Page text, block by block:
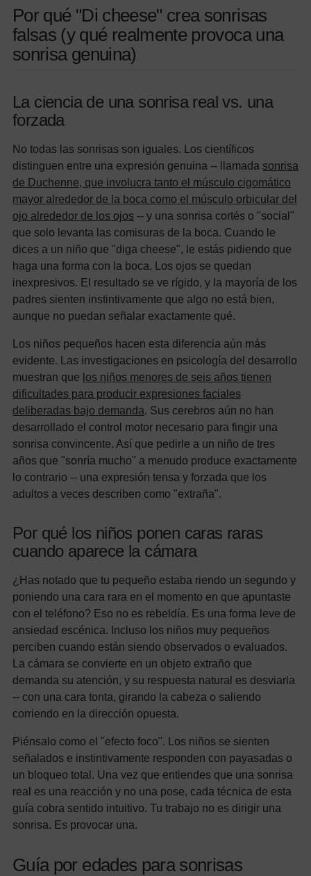
Por qué "Di cheese" crea sonrisas
falsas (y qué realmente provoca una
sonrisa genuina)
La ciencia de una sonrisa real vs. una
forzada
No todas las sonrisas son iguales. Los científicos
distinguen entre una expresión genuina -- llamada sonrisa
de Duchenne, que involucra tanto el músculo cigomático
mayor alrededor de la boca como el músculo orbicular del
ojo alrededor de los ojos -- y una sonrisa cortés o "social"
que solo levanta las comisuras de la boca. Cuando le
dices a un niño que "diga cheese", le estás pidiendo que
haga una forma con la boca. Los ojos se quedan
inexpresivos. El resultado se ve rígido, y la mayoría de los
padres sienten instintivamente que algo no está bien,
aunque no puedan señalar exactamente qué.
Los niños pequeños hacen esta diferencia aún más
evidente. Las investigaciones en psicología del desarrollo
muestran que los niños menores de seis años tienen
dificultades para producir expresiones faciales
deliberadas bajo demanda. Sus cerebros aún no han
desarrollado el control motor necesario para fingir una
sonrisa convincente. Así que pedirle a un niño de tres
años que "sonría mucho" a menudo produce exactamente
lo contrario -- una expresión tensa y forzada que los
adultos a veces describen como "extraña".
Por qué los niños ponen caras raras
cuando aparece la cámara
¿Has notado que tu pequeño estaba riendo un segundo y
poniendo una cara rara en el momento en que apuntaste
con el teléfono? Eso no es rebeldía. Es una forma leve de
ansiedad escénica. Incluso los niños muy pequeños
perciben cuando están siendo observados o evaluados.
La cámara se convierte en un objeto extraño que
demanda su atención, y su respuesta natural es desviarla
-- con una cara tonta, girando la cabeza o saliendo
corriendo en la dirección opuesta.
Piénsalo como el "efecto foco". Los niños se sienten
señalados e instintivamente responden con payasadas o
un bloqueo total. Una vez que entiendes que una sonrisa
real es una reacción y no una pose, cada técnica de esta
guía cobra sentido intuitivo. Tu trabajo no es dirigir una
sonrisa. Es provocar una.
Guía por edades para sonrisas